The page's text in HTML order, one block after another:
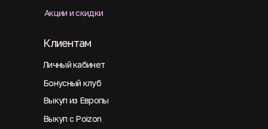
Акции и скидки
Личный кабинет
Клиентам
Бонусный клуб
Выкуп из Европы
Выкуп с Poizon